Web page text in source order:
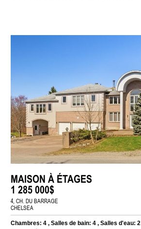
MAISON À ÉTAGES
1 285 000$
4, CH. DU BARRAGE
CHELSEA
Chambres: 4 , Salles de bain: 4 , Salles d'eau: 2